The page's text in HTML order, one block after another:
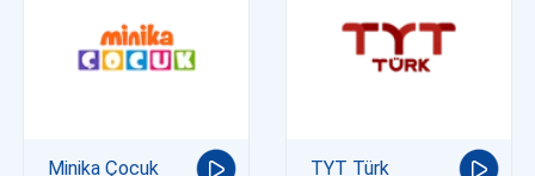
Minika Çocuk TYT Türk